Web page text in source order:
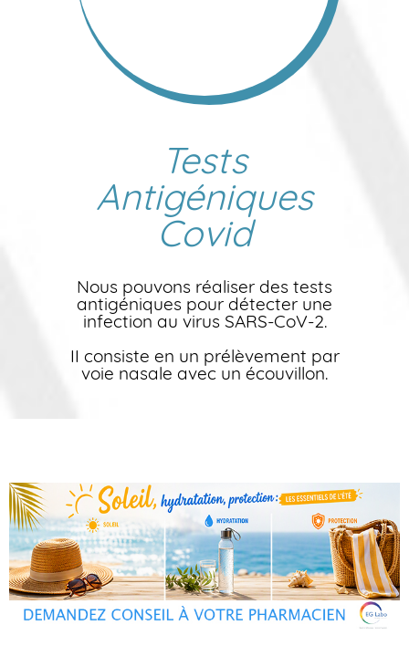
Tests
Antigéniques
Covid
Nous pouvons réaliser des tests
antigéniques pour détecter une
infection au virus SARS-CoV-2.
II consiste en un prélèvement par
voie nasale avec un écouvillon.